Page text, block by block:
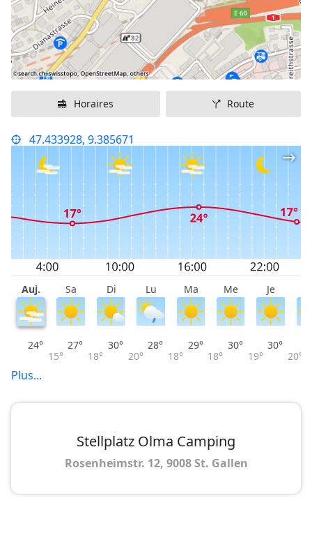
Horaires Route
47.433928, 9.385671
Auj. Sa Di Lu Ma Me Je
24°
15°
27°
18°
30°
20°
28°
18°
29°
18°
30°
19°
30°
20°
Plus...
Stellplatz Olma Camping
Rosenheimstr. 12, 9008 St. Gallen